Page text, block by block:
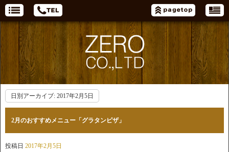
日別アーカイブ: 2017年2月5日
2月のおすすめメニュー「グラタンピザ」
投稿日 2017年2月5日